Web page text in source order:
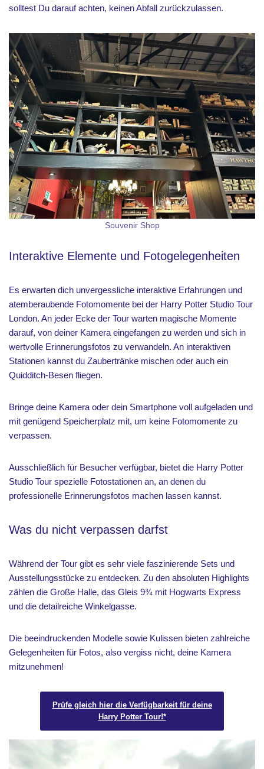
solltest Du darauf achten, keinen Abfall zurückzulassen.
Souvenir Shop
Interaktive Elemente und Fotogelegenheiten
Es erwarten dich unvergessliche interaktive Erfahrungen und
atemberaubende Fotomomente bei der Harry Potter Studio Tour
London. An jeder Ecke der Tour warten magische Momente
darauf, von deiner Kamera eingefangen zu werden und sich in
wertvolle Erinnerungsfotos zu verwandeln. An interaktiven
Stationen kannst du Zaubertränke mischen oder auch ein
Quidditch-Besen fliegen.
Bringe deine Kamera oder dein Smartphone voll aufgeladen und
mit genügend Speicherplatz mit, um keine Fotomomente zu
verpassen.
Ausschließlich für Besucher verfügbar, bietet die Harry Potter
Studio Tour spezielle Fotostationen an, an denen du
professionelle Erinnerungsfotos machen lassen kannst.
Was du nicht verpassen darfst
Während der Tour gibt es sehr viele faszinierende Sets und
Ausstellungsstücke zu entdecken. Zu den absoluten Highlights
zählen die Große Halle, das Gleis 9¾ mit Hogwarts Express
und die detailreiche Winkelgasse.
Die beeindruckenden Modelle sowie Kulissen bieten zahlreiche
Gelegenheiten für Fotos, also vergiss nicht, deine Kamera
mitzunehmen!
Prüfe gleich hier die Verfügbarkeit für deine
Harry Potter Tour!*